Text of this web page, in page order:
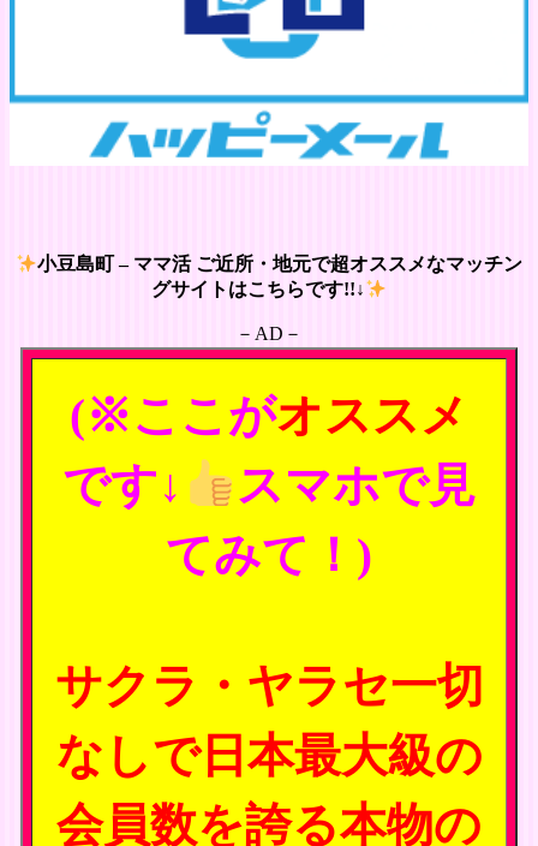
小豆島町 – ママ活 ご近所・地元で超オススメなマッチン
グサイトはこちらです!!↓
－AD－
(※ここがオススメ
です↓
スマホで見
てみて！)
サクラ・ヤラセ一切
なしで日本最大級の
会員数を誇る本物の